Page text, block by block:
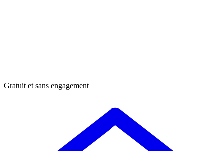
Gratuit et sans engagement